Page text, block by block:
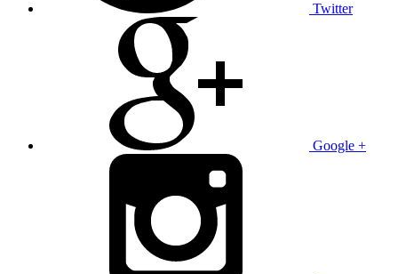
Twitter
Google +